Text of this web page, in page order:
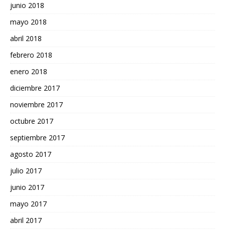
junio 2018
mayo 2018
abril 2018
febrero 2018
enero 2018
diciembre 2017
noviembre 2017
octubre 2017
septiembre 2017
agosto 2017
julio 2017
junio 2017
mayo 2017
abril 2017